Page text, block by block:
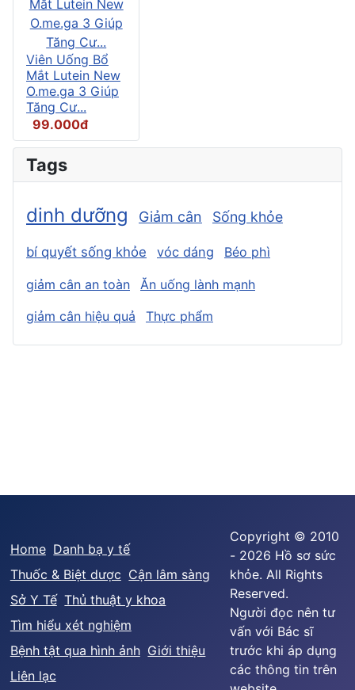
Viên Uống Bổ
Mắt Lutein New
O.me.ga 3 Giúp
Tăng Cư...
99.000đ
Tags
dinh dưỡng Giảm cân Sống khỏe
bí quyết sống khỏe vóc dáng Béo phì
giảm cân an toàn
Ăn uống lành mạnh
giảm cân hiệu quả
Thực phẩm
Home Danh bạ y tế
Thuốc & Biệt dược Cận lâm sàng
Sở Y Tế Thủ thuật y khoa
Tìm hiểu xét nghiệm
Bệnh tật qua hình ảnh Giới thiệu
Liên lạc
Copyright © 2010
- 2026 Hồ sơ sức
khỏe. All Rights
Reserved.
Người đọc nên tư
vấn với Bác sĩ
trước khi áp dụng
các thông tin trên